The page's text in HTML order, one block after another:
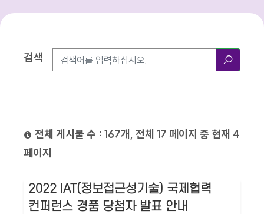
검색방법
검색
전체 게시물 수 : 167개, 전체 17 페이지 중 현재 4
페이지
2022 IAT(정보접근성기술) 국제협력
컨퍼런스 경품 당첨자 발표 안내